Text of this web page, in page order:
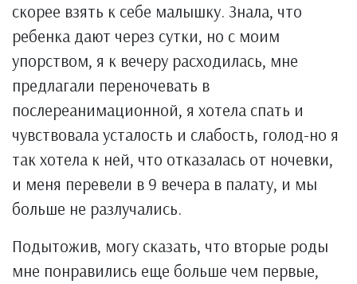
скорее взять к себе малышку. Знала, что
ребенка дают через сутки, но с моим
упорством, я к вечеру расходилась, мне
предлагали переночевать в
послереанимационной, я хотела спать и
чувствовала усталость и слабость, голод-но я
так хотела к ней, что отказалась от ночевки,
и меня перевели в 9 вечера в палату, и мы
больше не разлучались.
Подытожив, могу сказать, что вторые роды
мне понравились еще больше чем первые,